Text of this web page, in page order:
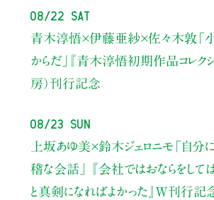
08/22 Sat
青木淳悟×伊藤亜紗×佐々木敦
からだ」
『青木淳悟初期作品コレク
房）刊行記念
08/23 Sun
上坂あゆ美×鈴木ジェロニモ 「自分
稽な会話」
『会社ではおならをして
と真剣になればよかった』W刊行記